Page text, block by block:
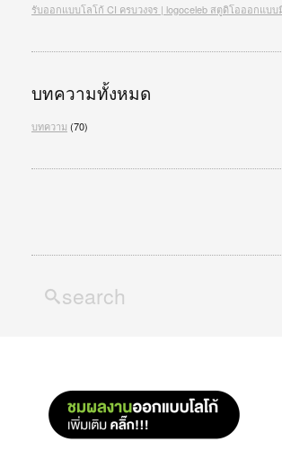
รับออกแบบโลโก้ CI ครบวงจร | logoceleb สตูดิโอออกแบ
บทความทั้งหมด
บทความ (70)